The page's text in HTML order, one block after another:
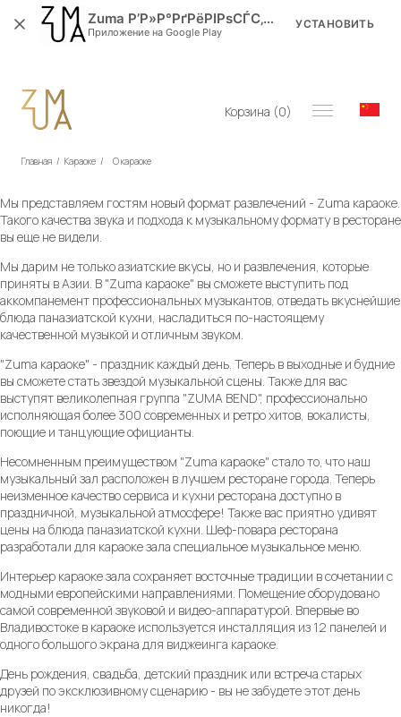
Корзина (0)
Главная / Караоке / О караоке
Мы представляем гостям новый формат развлечений - Zuma караоке.
Такого качества звука и подхода к музыкальному формату в ресторане
вы еще не видели.
Мы дарим не только азиатские вкусы, но и развлечения, которые
приняты в Азии. В "Zuma караоке" вы сможете выступить под
аккомпанемент профессиональных музыкантов, отведать вкуснейшие
блюда паназиатской кухни, насладиться по-настоящему
качественной музыкой и отличным звуком.
"Zuma караоке" - праздник каждый день. Теперь в выходные и будние
вы сможете стать звездой музыкальной сцены. Также для вас
выступят великолепная группа "ZUMA BEND", профессионально
исполняющая более 300 современных и ретро хитов, вокалисты,
поющие и танцующие официанты.
Несомненным преимуществом "Zuma караоке" стало то, что наш
музыкальный зал расположен в лучшем ресторане города. Теперь
неизменное качество сервиса и кухни ресторана доступно в
праздничной, музыкальной атмосфере! Также вас приятно удивят
цены на блюда паназиатской кухни. Шеф-повара ресторана
разработали для караоке зала специальное музыкальное меню.
Интерьер караоке зала сохраняет восточные традиции в сочетании с
модными европейскими направлениями. Помещение оборудовано
самой современной звуковой и видео-аппаратурой. Впервые во
Владивостоке в караоке используется инсталляция из 12 панелей и
одного большого экрана для виджеинга караоке.
День рождения, свадьба, детский праздник или встреча старых
друзей по эксклюзивному сценарию - вы не забудете этот день
никогда!
Zuma Р’Р»Р°РґРёРІРѕСЃС‚РѕРє
Приложение на Google Play
УСТАНОВИТЬ